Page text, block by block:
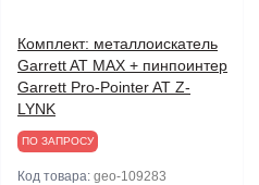
Комплект: металлоискатель
Garrett AT MAX + пинпоинтер
Garrett Pro-Pointer AT Z-
LYNK
ПО ЗАПРОСУ
Код товара: geo-109283